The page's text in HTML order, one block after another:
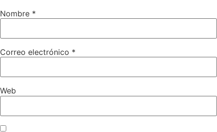
Nombre *
Correo electrónico *
Web